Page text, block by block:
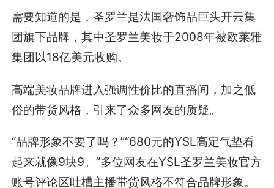
需要知道的是，圣罗兰是法国奢饰品巨头开云集
团旗下品牌，其中圣罗兰美妆于2008年被欧莱雅
集团以18亿美元收购。
高端美妆品牌进入强调性价比的直播间，加之低
俗的带货风格，引来了众多网友的质疑。
“品牌形象不要了吗？”“680元的YSL高定气垫看
起来就像9块9。”多位网友在YSL圣罗兰美妆官方
账号评论区吐槽主播带货风格不符合品牌形象。